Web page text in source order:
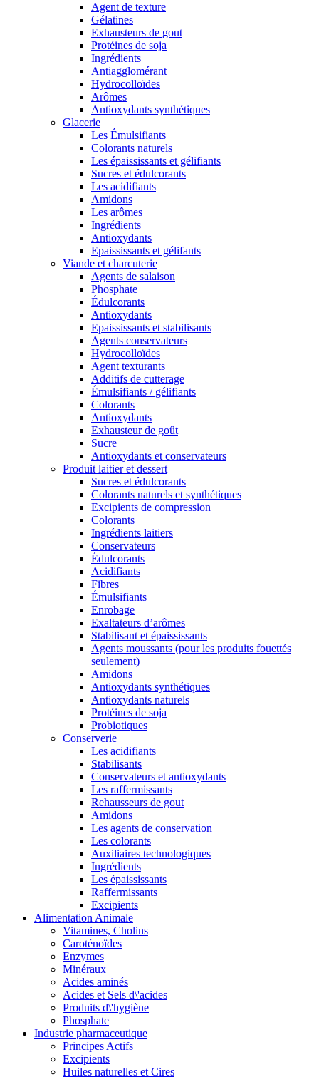
Agent de texture
Gélatines
Exhausteurs de gout
Protéines de soja
Ingrédients
Antiagglomérant
Hydrocolloïdes
Arômes
Antioxydants synthétiques
Glacerie
Les Émulsifiants
Colorants naturels
Les épaississants et gélifiants
Sucres et édulcorants
Les acidifiants
Amidons
Les arômes
Ingrédients
Antioxydants
Epaississants et gélifants
Viande et charcuterie
Agents de salaison
Phosphate
Édulcorants
Antioxydants
Epaississants et stabilisants
Agents conservateurs
Hydrocolloïdes
Agent texturants
Additifs de cutterage
Émulsifiants / gélifiants
Colorants
Antioxydants
Exhausteur de goût
Sucre
Antioxydants et conservateurs
Produit laitier et dessert
Sucres et édulcorants
Colorants naturels et synthétiques
Excipients de compression
Colorants
Ingrédients laitiers
Conservateurs
Édulcorants
Acidifiants
Fibres
Émulsifiants
Enrobage
Exaltateurs d’arômes
Stabilisant et épaississants
Agents moussants (pour les produits fouettés
seulement)
Amidons
Antioxydants synthétiques
Antioxydants naturels
Protéines de soja
Probiotiques
Conserverie
Les acidifiants
Stabilisants
Conservateurs et antioxydants
Les raffermissants
Rehausseurs de gout
Amidons
Les agents de conservation
Les colorants
Auxiliaires technologiques
Ingrédients
Les épaississants
Raffermissants
Excipients
Alimentation Animale
Vitamines, Cholins
Caroténoïdes
Enzymes
Minéraux
Acides aminés
Acides et Sels d\'acides
Produits d\'hygiène
Phosphate
Industrie pharmaceutique
Principes Actifs
Excipients
Huiles naturelles et Cires